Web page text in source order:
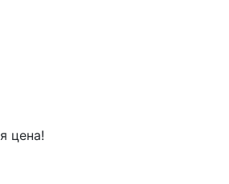
цена!